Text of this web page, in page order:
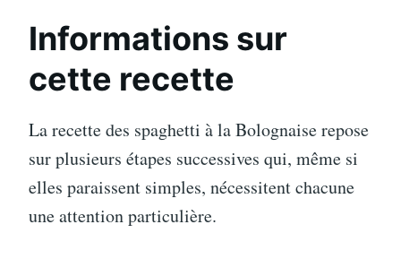
Informations sur
cette recette
La recette des spaghetti à la Bolognaise repose
sur plusieurs étapes successives qui, même si
elles paraissent simples, nécessitent chacune
une attention particulière.